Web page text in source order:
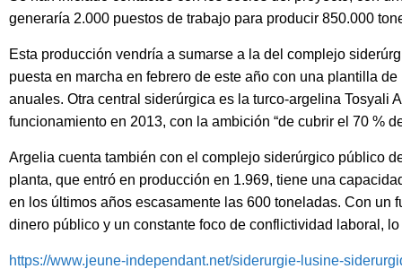
generaría 2.000 puestos de trabajo para producir 850.000
Esta producción vendría a sumarse a la del complejo
puesta en marcha en febrero de este año con una plantilla
anuales. Otra central siderúrgica es la turco-argelina Tosyali
funcionamiento en 2013, con la ambición “de cubrir el 70 %
Argelia cuenta también con el complejo siderúrgico público
planta, que entró en producción en 1.969, tiene una
en los últimos años escasamente las 600 toneladas. Con
dinero público y un constante foco de conflictividad laboral,
https://www.jeune-independant.net/siderurgie-lusine-